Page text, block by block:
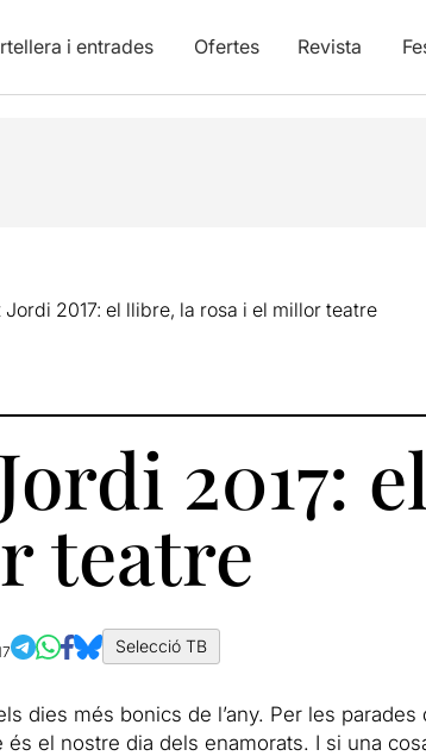
i entrades Ofertes Revista
Jordi 2017: el llibre, la rosa i el millor teatre
2017:
teatre
Selecció TB
dies més bonics de l’any. Per les
és el nostre dia dels enamorats. I si una